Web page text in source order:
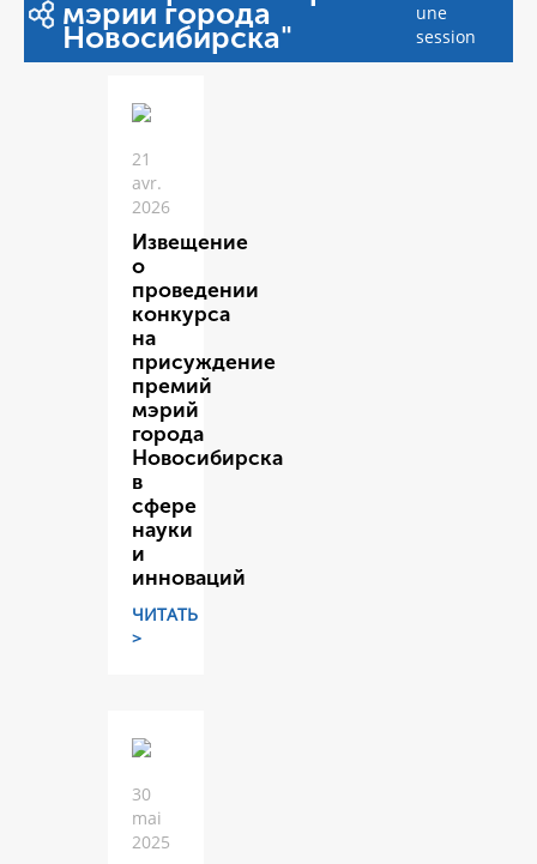
мэрии города
Новосибирска"
une
session
21
avr.
2026
Извещение
о
проведении
конкурса
на
присуждение
премий
мэрий
города
Новосибирска
в
сфере
науки
и
инноваций
ЧИТАТЬ
>
30
mai
2025